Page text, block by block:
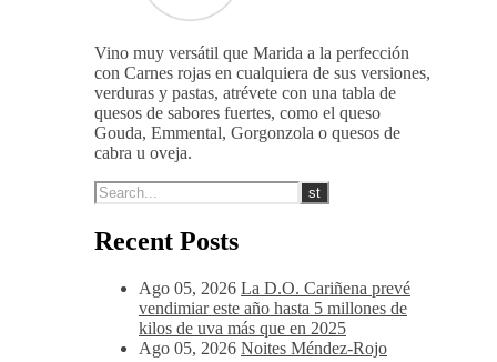
Vino muy versátil que Marida a la perfección
con Carnes rojas en cualquiera de sus versiones,
verduras y pastas, atrévete con una tabla de
quesos de sabores fuertes, como el queso
cabra u oveja.